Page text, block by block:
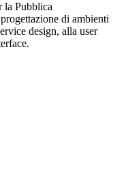
la Pubblica
di ambienti
design, alla user